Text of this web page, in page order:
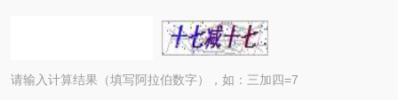
请输入计算结果（填写阿拉伯数字），如：三加四=7